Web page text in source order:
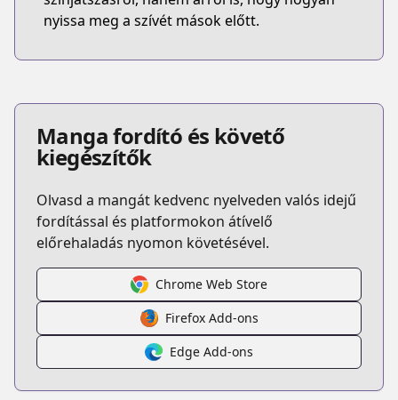
nyissa meg a szívét mások előtt.
Manga fordító és követő
kiegészítők
Olvasd a mangát kedvenc nyelveden valós idejű
fordítással és platformokon átívelő
előrehaladás nyomon követésével.
Chrome Web Store
Firefox Add-ons
Edge Add-ons